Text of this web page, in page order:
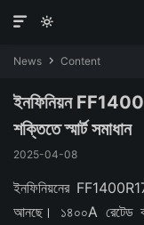


News  Content
ইনফিনিয়ন
শক্তিতে স্মার্ট সমাধান
2025-04-08
ইনফিনিয়নের
আনছে। ১৪০০A রেটেড